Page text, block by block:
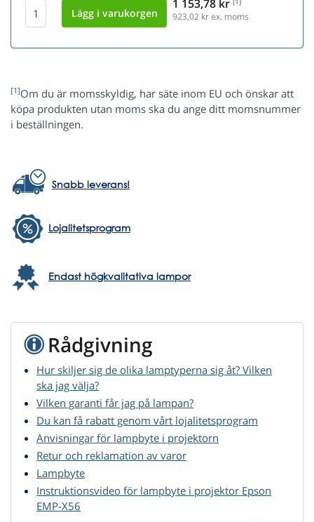
1 153,78 kr
923,02 kr ex. moms
[1]Om du är momsskyldig, har säte inom EU och önskar att
köpa produkten utan moms ska du ange ditt momsnummer
i beställningen.
Snabb leverans!
Lojalitetsprogram
Endast högkvalitativa lampor
Rådgivning
Hur skiljer sig de olika lamptyperna sig åt? Vilken
ska jag välja?
Vilken garanti får jag på lampan?
Du kan få rabatt genom vårt lojalitetsprogram
Anvisningar för lampbyte i projektorn
Retur och reklamation av varor
Lampbyte
Instruktionsvideo för lampbyte i projektor Epson
EMP-X56